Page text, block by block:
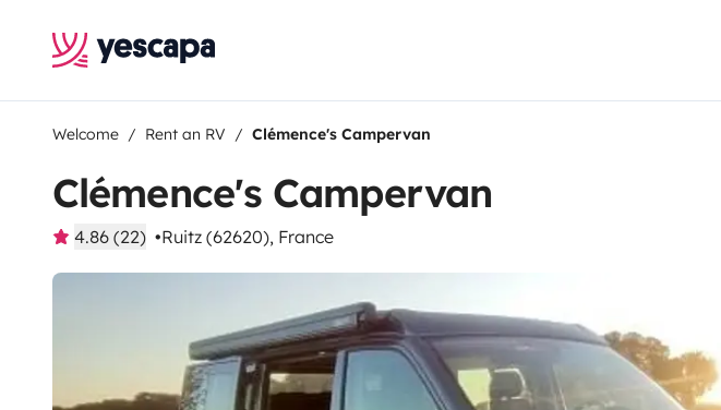
Welcome Rent an RV Clémence's Campervan
Clémence's Campervan
4.86 (22) Ruitz (62620), France